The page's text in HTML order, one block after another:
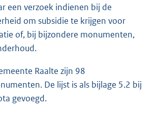
een verzoek indienen bij de
om subsidie te krijgen voor
of, bij bijzondere monumenten,
Raalte zijn 98
De lijst is als bijlage 5.2 bij
gevoegd.